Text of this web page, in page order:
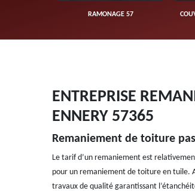
RAMONAGE 57
ENTREPRISE
ENNERY 57365
Remaniement de toiture
Le tarif d’un remaniement est
pour un remaniement de toiture en tuile.
travaux de qualité garantissant